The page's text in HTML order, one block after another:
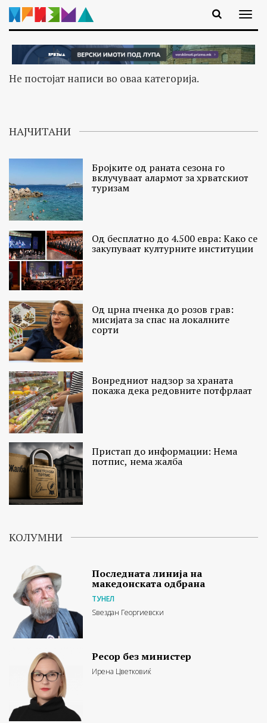
Не постојат написи во оваа категорија.
НАЈЧИТАНИ
Бројките од раната сезона го
вклучуваат алармот за хрватскиот
туризам
Од бесплатно до 4.500 евра: Како се
закупуваат културните институции
Од црна пченка до розов грав:
мисијата за спас на локалните
сорти
Вонредниот надзор за храната
покажа дека редовните потфрлаат
Пристап до информации: Нема
потпис, нема жалба
КОЛУМНИ
Последната линија на
македонската одбрана
ТУНЕЛ
Ѕвездан Георгиевски
Ресор без министер
Ирена Цветковиќ